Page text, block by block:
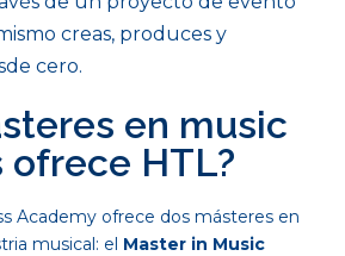
creas, produces y
cero.
en music
ofrece HTL?
Academy ofrece dos másteres en
musical: el Master in Music